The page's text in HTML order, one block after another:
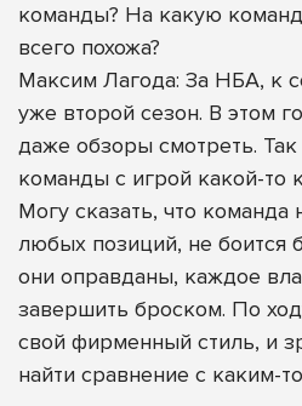
команды? На какую
всего похожа?
Максим Лагода: За НБА, к
уже второй сезон. В этом
даже обзоры смотреть. Так
команды с игрой какой-то
Могу сказать, что команда
любых позиций, не боится
они оправданы, каждое
завершить броском. По
свой фирменный стиль, и
найти сравнение с каким-